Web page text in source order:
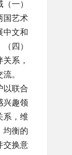
一）
国艺术
中文和
四）
系，
。
以联合
兴趣领
系，维
均衡的
交换意